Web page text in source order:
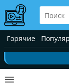
Горячие